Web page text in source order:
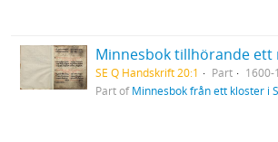
SE Q Handskrift 20:1 Part
1600-
Part ofMinnesbok från ett kloster i